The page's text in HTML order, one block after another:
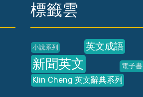
標籤雲
小說系列 英文成語
新聞英文
電子書
Klin Cheng 英文辭典系列